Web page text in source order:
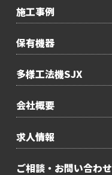
施工事例
保有機器
多様工法機SJX
会社概要
求人情報
ご相談・お問い合わせ